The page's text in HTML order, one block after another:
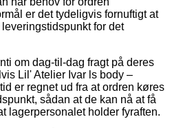
er det tydeligvis fornuftigt at
for det
om dag-til-dag fragt på deres
Lil' Atelier Ivar ls body –
er regnet ud fra at ordren køres
sådan at de kan nå at få
lagerpersonalet holder fyraften.